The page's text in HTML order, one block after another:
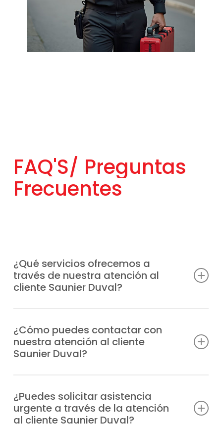
FAQ'S/ Preguntas
Frecuentes
¿Qué servicios ofrecemos a
través de nuestra atención al
cliente Saunier Duval?
solicitudes de reparación, información
sobre garantías y todo lo relacionado con
tus equipos Saunier Duval.
¿Cómo puedes contactar con
nuestra atención al cliente
Saunier Duval?
teléfono o escribirnos un WhatsApp;
siempre tendrás respuesta profesional.
¿Puedes solicitar asistencia
urgente a través de la atención
al cliente Saunier Duval?